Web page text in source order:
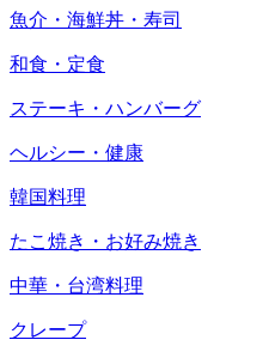
魚介・海鮮丼・寿司
和食・定食
ステーキ・ハンバーグ
ヘルシー・健康
韓国料理
たこ焼き・お好み焼き
中華・台湾料理
クレープ